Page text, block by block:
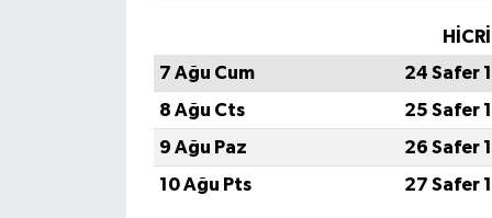
HİCRİ
7 Ağu Cum
24 Safer
8 Ağu Cts
25 Safer
9 Ağu Paz
26 Safer
10 Ağu Pts
27 Safer